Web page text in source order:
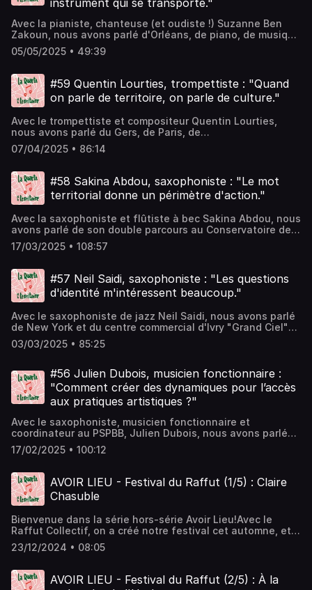
instrument qui se transporte."
Avec la pianiste, chanteuse (et oudiste !) Suzanne Ben
Zakoun, nous avons parlé d'Orléans, de piano, de musique
judéo-espagnole, de oud, de tapis et des parkings de
Valence.
05/05/2025 • 49:39
#59 Quentin Lourties, trompettiste : "Quand
on parle de territoire, on parle de culture."
Avec le trompettiste et compositeur Quentin Lourties,
nous avons parlé du Gers, de Paris, de
l'institutionnalisation du jazz, de son projet "Humankind",
du métier de musicien·ne et du Big Band 31 Cadet.
07/04/2025 • 86:14
#58 Sakina Abdou, saxophoniste : "Le mot
territorial donne un périmètre d'action."
Avec la saxophoniste et flûtiste à bec Sakina Abdou, nous
avons parlé de son double parcours au Conservatoire de
Lille et aux Beaux-Arts, de l'antre de son père audiophile,
de sa double casquette de jazzeuse et baroqueuse, de sa
concertiste-enseignante, de fonction publique et du
libéralisme du milieu du spectacle vivant.
17/03/2025 • 108:57
#57 Neil Saidi, saxophoniste : "Les questions
d'identité m'intéressent beaucoup."
Avec le saxophoniste de jazz Neil Saidi, nous avons parlé
de New York et du centre commercial d'Ivry "Grand Ciel"
(94), de la définition du jazz, de Cluny (71), de la place de
la création dans la formation musicale, de la "Grande
genèse du ZOOT Collectif.
03/03/2025 • 85:25
#56 Julien Dubois, musicien fonctionnaire :
"Comment créer des dynamiques pour l’accès
aux pratiques artistiques ?"
Avec le saxophoniste, musicien fonctionnaire et
coordinateur au PSPBB, Julien Dubois, nous avons parlé
d'accès aux pratiques artistiques, de formation musicale,
de pression de l'excellence, des conservatoires comme
crédit d'impôt dans les aides publiques.
17/02/2025 • 100:12
AVOIR LIEU - Festival du Raffut (1/5) : Claire
Chasuble
Bienvenue dans la série hors-série Avoir Lieu!Avec le
Raffut Collectif, on a créé notre festival cet automne, et
celui-ci a eu lieu au Sappey-en-Chartreuse du 1er au 3
novembre 2024. Alors, vous me voyez venir, j’avais bien
ce festival depuis les coulisses.Voici le 1er épisode,
enregistré la veille du début du festival, entre notes
23/12/2024 • 08:05
AVOIR LIEU - Festival du Raffut (2/5) : À la